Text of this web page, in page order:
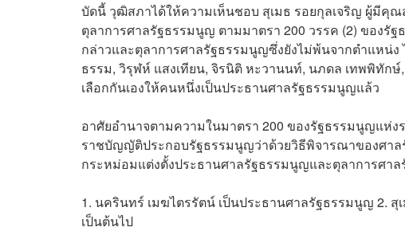
บัดนี้ วุฒิสภาได้ให้ความเห็นชอบ สุเมธ รอยกุลเจริญ ผู้มีคุ
ตุลาการศาลรัฐธรรมนูญ ตามมาตรา 200 วรรค (2) ของ
กล่าวและตุลาการศาลรัฐธรรมนูญซึ่งยังไม่พ้นจากตำแห
ธรรม, วิรุฬห์ แสงเทียน, จิรนิติ หะวานนท์, นภดล เทพพิทัก
เลือกกันเองให้คนหนึ่งเป็นประธานศาลรัฐธรรมนูญแล้ว
อาศัยอำนาจตามความในมาตรา 200 ของรัฐธรรมนูญแห่
ราชบัญญัติประกอบรัฐธรรมนูญว่าด้วยวิธีพิจารณาของศาล
กระหม่อมแต่งตั้งประธานศาลรัฐธรรมนูญและตุลาการศา
1. นครินทร์ เมฆไตรรัตน์ เป็นประธานศาลรัฐธรรมนูญ 2.
เป็นต้นไป